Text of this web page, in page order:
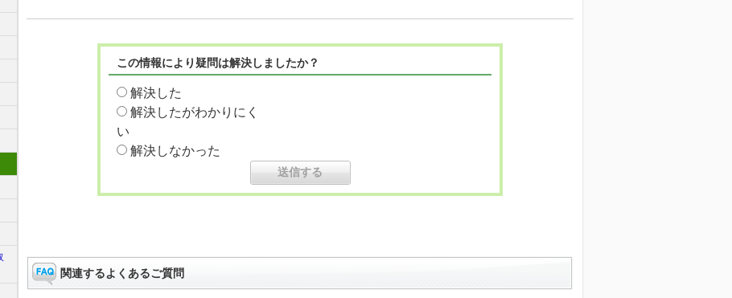
この情報により疑問は解決しましたか？
解決した
解決したがわかりにく
い
解決しなかった
関連するよくあるご質問